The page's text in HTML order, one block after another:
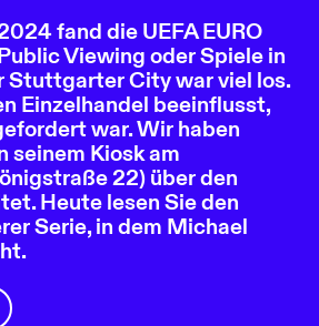
fand die UEFA EURO
Viewing oder Spiele in
Stuttgarter City war viel los.
Einzelhandel beeinflusst,
war. Wir haben
seinem Kiosk am
22) über den
Heute lesen Sie den
Serie, in dem Michael